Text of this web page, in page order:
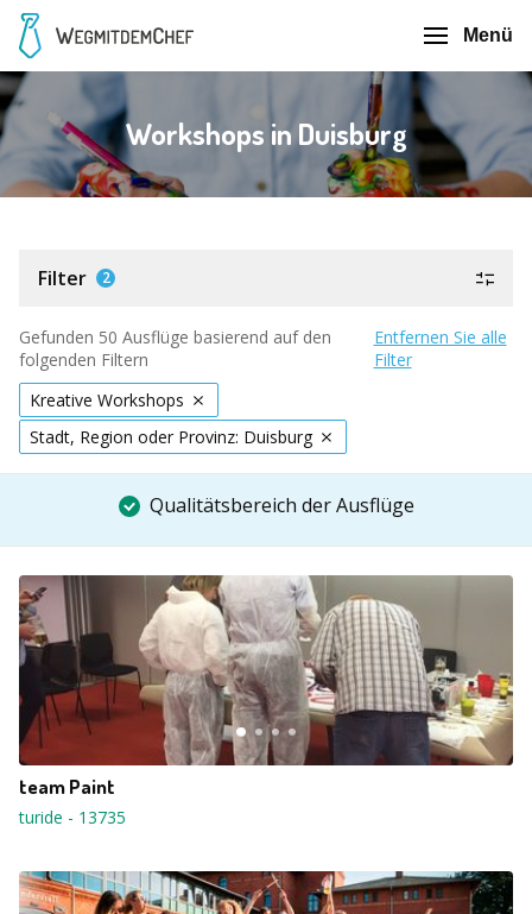
Menü
Workshops in Duisburg
Filter 2
Gefunden 50 Ausflüge basierend auf den
folgenden Filtern
Entfernen Sie alle
Filter
Kreative Workshops
Stadt, Region oder Provinz: Duisburg
Qualitätsbereich der Ausflüge
team Paint
turide - 13735